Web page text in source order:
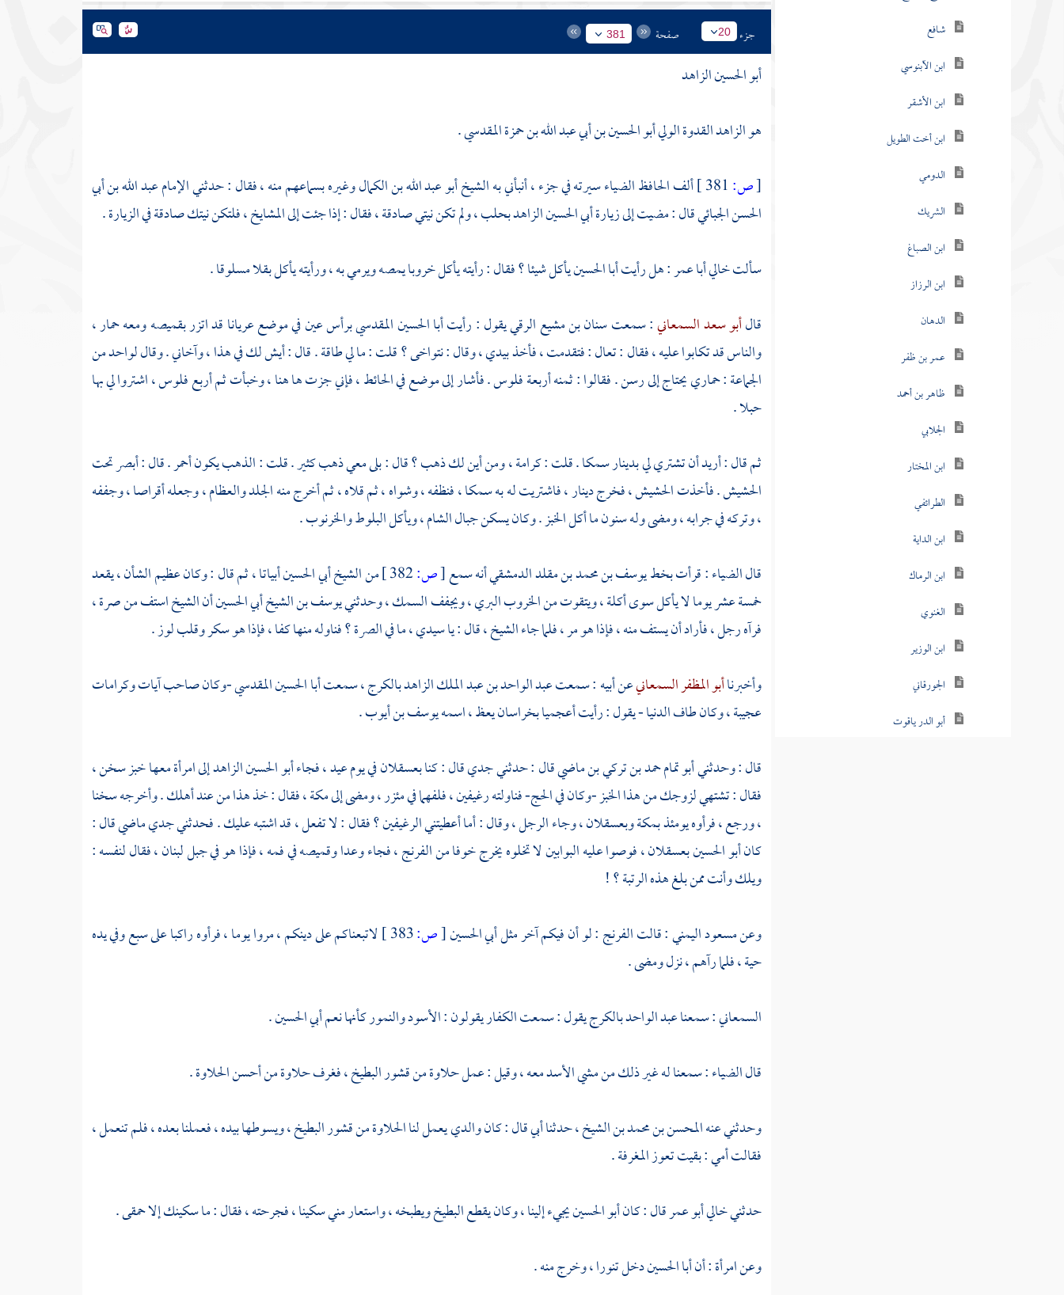
شافع
ابن الآبنوسي
ابن الأشقر
ابن أخت الطويل
الدومي
الشريك
ابن الصباغ
ابن الرزاز
الدهان
عمر بن ظفر
ظاهر بن أحمد
الجلابي
ابن المختار
الطرائفي
ابن الداية
ابن الرماك
الغنوي
ابن الوزير
الجورقاني
أبو الدر ياقوت
جزء 20 صفحة 381
أبو الحسين الزاهد
هو الزاهد القدوة الولي أبو الحسين بن أبي عبد الله بن حمزة المقدسي .
[ص: ألفالحافظ الضياءسيرته في جزء ، أنبأني به الشيخأبو عبد الله بن الكمالوغيره بسماعهم منه ، فقال : حدثني الإمام عبد الله بن أبي
الحسن الجبائي قال : مضيت إلى زيارةأبي الحسين الزاهدبحلب، ولم تكن نيتي صادقة ، فقال : إذا جئت إلى المشايخ ، فلتكن نيتك صادقة في الزيارة .
سألت خاليأبا عمر: هل رأيتأبا الحسينيأكل شيئا ؟ فقال : رأيته يأكل خروبا يمصه ويرمي به ، ورأيته يأكل بقلا مسلوقا .
قالأبو سعد السمعاني: سمعتسنان بن مشيع الرقييقول : رأيتأبا الحسين المقدسيبرأس عين في موضع عريانا قد اتزر بقميصه ومعه حمار ،
والناس قد تكابوا عليه ، فقال : تعال : فتقدمت ، فأخذ بيدي ، وقال : نتواخى ؟ قلت : ما لي طاقة . قال : أيش لك في هذا ، وآخاني . وقال لواحد من
الجماعة : حماري يحتاج إلى رسن . فقالوا : ثمنه أربعة فلوس . فأشار إلى موضع في الحائط ، فإني جزت ها هنا ، وخبأت ثم أربع فلوس ، اشتروا لي بها
حبلا .
ثم قال : أريد أن تشتري لي بدينار سمكا . قلت : كرامة ، ومن أين لك ذهب ؟ قال : بلى معي ذهب كثير . قلت : الذهب يكون أحمر . قال : أبصر تحت
الحشيش . فأخذت الحشيش ، فخرج دينار ، فاشتريت له به سمكا ، فنظفه ، وشواه ، ثم قلاه ، ثم أخرج منه الجلد والعظام ، وجعله أقراصا ، وجففه
، وتركه في جرابه ، ومضى وله سنون ما أكل الخبز . وكان يسكنجبال الشام، ويأكل البلوط والخرنوب .
قالالضياء: قرأت بخطيوسف بن محمد بن مقلد الدمشقيأنه سمع[ص: من الشيخأبي الحسينأبياتا ، ثم قال : وكان عظيم الشأن ، يقعد
خمسة عشر يوما لا يأكل سوى أكلة ، ويتقوت من الخروب البري ، ويجفف السمك ، وحدثنييوسف بن الشيخ أبي الحسينأن الشيخ استف من صرة ،
فرآه رجل ، فأراد أن يستف منه ، فإذا هو مر ، فلما جاء الشيخ ، قال : يا سيدي ، ما في الصرة ؟ فناوله منها كفا ، فإذا هو سكر وقلب لوز .
وأخبرناأبو المظفر السمعانيعن أبيه : سمعتعبد الواحد بن عبد الملك الزاهدبالكرج، سمعتأبا الحسين المقدسي-وكان صاحب آيات وكرامات
عجيبة ، وكان طاف الدنيا - يقول : رأيت أعجميابخراسانيعظ ، اسمهيوسف بن أيوب.
قال : وحدثنيأبو تمام حمد بن تركي بن ماضيقال : حدثني جدي قال : كنابعسقلانفي يوم عيد ، فجاءأبو الحسين الزاهدإلى امرأة معها خبز سخن ،
فقال : تشتهي لزوجك من هذا الخبز -وكان في الحج- فناولته رغيفين ، فلفهما في مئزر ، ومضى إلىمكة، فقال : خذ هذا من عند أهلك . وأخرجه سخنا
، ورجع ، فرأوه يومئذبمكةوبعسقلان، وجاء الرجل ، وقال : أما أعطيتني الرغيفين ؟ فقال : لا تفعل ، قد اشتبه عليك . فحدثني جديماضيقال :
كانأبو الحسينبعسقلان، فوصوا عليه البوابين لا تخلوه يخرج خوفا منالفرنج، فجاء وعدا وقميصه في فمه ، فإذا هو في جبللبنان، فقال لنفسه :
ويلك وأنت ممن بلغ هذه الرتبة ؟ !
وعنمسعود اليمني: قالتالفرنج: لو أن فيكم آخر مثلأبي الحسين[ص:
لاتبعناكم على دينكم ، مروا يوما ، فرأوه راكبا على سبع وفي يده
حية ، فلما رآهم ، نزل ومضى .
السمعاني: سمعناعبد الواحدبالكرجيقول : سمعت الكفار يقولون : الأسود والنمور كأنها نعمأبي الحسين.
قالالضياء: سمعنا له غير ذلك من مشي الأسد معه ، وقيل : عمل حلاوة من قشور البطيخ ، فغرف حلاوة من أحسن الحلاوة .
وحدثني عنهالمحسن بن محمد بن الشيخ، حدثنا أبي قال : كان والدي يعمل لنا الحلاوة من قشور البطيخ ، ويسوطها بيده ، فعملنا بعده ، فلم تنعمل ،
فقالت أمي : بقيت تعوز المغرفة .
حدثني خاليأبو عمرقال : كانأبو الحسينيجيء إلينا ، وكان يقطع البطيخ ويطبخه ، واستعار مني سكينا ، فجرحته ، فقال : ما سكينك إلا حمقى .
وعن امرأة : أنأبا الحسيندخل تنورا ، وخرج منه .